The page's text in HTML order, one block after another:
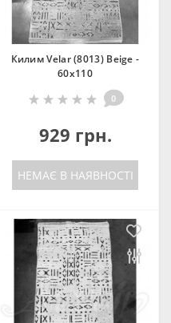
Килим Velar (8013) Beige -
60х110
0
929 грн.
НЕМАЄ В НАЯВНОСТІ